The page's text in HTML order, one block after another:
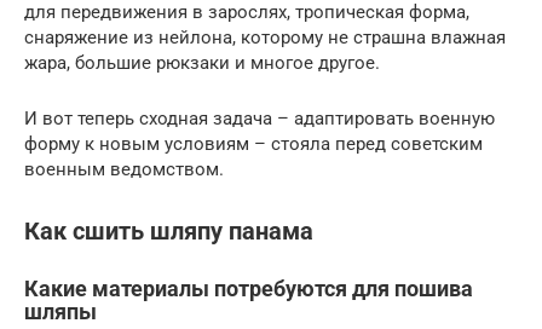
для передвижения в зарослях, тропическая форма,
снаряжение из нейлона, которому не страшна влажная
жара, большие рюкзаки и многое другое.
И вот теперь сходная задача – адаптировать военную
форму к новым условиям – стояла перед советским
военным ведомством.
Как сшить шляпу панама
Какие материалы потребуются для пошива
шляпы